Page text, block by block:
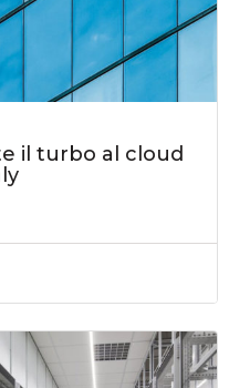
il turbo al cloud